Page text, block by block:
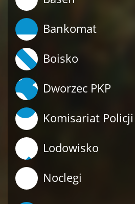
Bankomat
Boisko
Dworzec PKP
Komisariat Policji
Lodowisko
Noclegi